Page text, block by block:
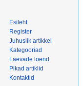
Esileht
Register
Juhuslik artikkel
Kategooriad
Laevade loend
Pikad artiklid
Kontaktid